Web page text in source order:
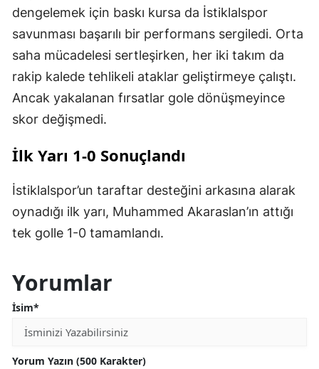
dengelemek için baskı kursa da İstiklalspor
savunması başarılı bir performans sergiledi. Orta
saha mücadelesi sertleşirken, her iki takım da
rakip kalede tehlikeli ataklar geliştirmeye çalıştı.
Ancak yakalanan fırsatlar gole dönüşmeyince
skor değişmedi.
İlk Yarı 1-0 Sonuçlandı
İstiklalspor’un taraftar desteğini arkasına alarak
oynadığı ilk yarı, Muhammed Akaraslan’ın attığı
tek golle 1-0 tamamlandı.
Yorumlar
İsim*
Yorum Yazın (500 Karakter)